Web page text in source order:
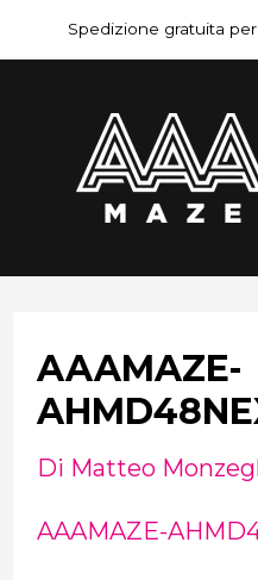
al
contenuto
Spedizione gratuita
AAAMAZE-
Di Matteo
AAAMAZE-
Navigazione
articoli